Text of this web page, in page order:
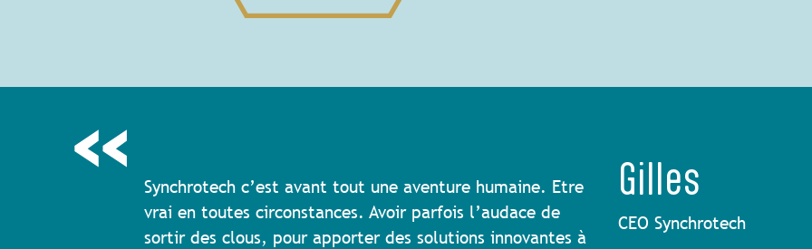
Synchrotech c’est avant tout une aventure humaine. Etre
vrai en toutes circonstances. Avoir parfois l’audace de
sortir des clous, pour apporter des solutions innovantes à
Gilles
CEO Synchrotech